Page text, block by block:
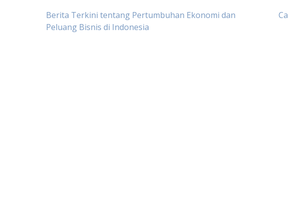
Post
Berita Terkini tentang Pertumbuhan Ekonomi dan
Peluang Bisnis di Indonesia